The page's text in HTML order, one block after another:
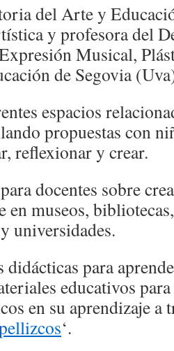
del Arte y
y profesora del
Musical,
de Segovia
espacios
propuestas con
reflexionar y crear.
docentes sobre
en museos,
universidades.
didácticas para
educativos
en su aprendizaje a
‘.